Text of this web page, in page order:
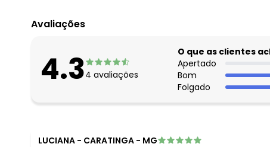
agosto/2026
maio/2026
abril/2026
fevereiro/2026
Avaliações
4.34 avaliações
O que as clientes
Apertado
Bom
Folgado
LUCIANA - CARATINGA - MG